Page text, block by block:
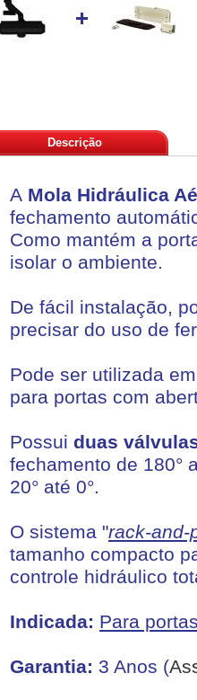
Descrição
A Mola Hidráulica
fechamento
Como mantém a
isolar o ambiente.
De fácil instalação,
precisar do uso de
Pode ser utilizada
para portas com
Possui duas
fechamento de 180°
20° até 0°.
O sistema "rack-and-
tamanho compacto
controle hidráulico
Indicada: Para
Garantia: 3 Anos (